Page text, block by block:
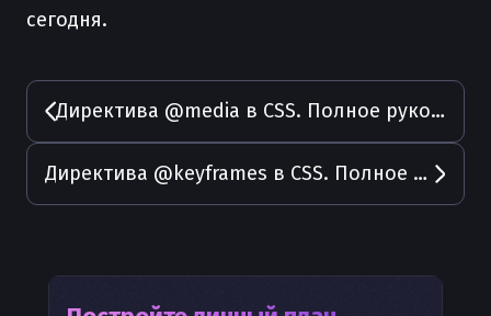
сегодня.
Директива @media в CSS. Полное руководство с примерами
Директива @keyframes в CSS. Полное руководство с примерами